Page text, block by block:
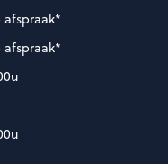
afspraak*
afspraak*